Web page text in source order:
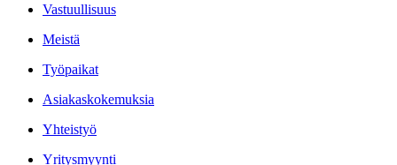
Vastuullisuus
Meistä
Työpaikat
Asiakaskokemuksia
Yhteistyö
Yritysmyynti